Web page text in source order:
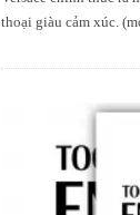
thoại giàu cảm xúc.